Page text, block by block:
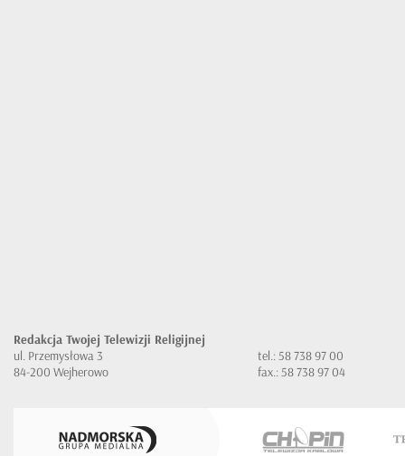
Redakcja Twojej Telewizji Religijnej
ul. Przemysłowa 3
84-200 Wejherowo
tel.: 58 738 97 00
fax.: 58 738 97 04